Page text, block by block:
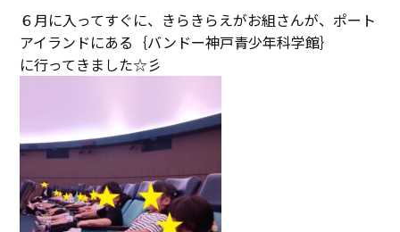
６月に入ってすぐに、きらきらえがお組さんが、ポート
アイランドにある｛バンドー神戸青少年科学館｝
に行ってきました☆彡